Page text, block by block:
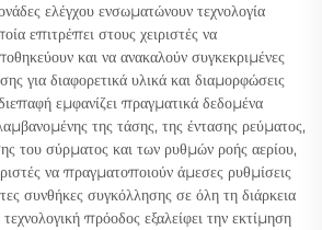
ελέγχου ενσωματώνουν τεχνολογία
επιτρέπει στους χειριστές να
και να ανακαλούν συγκεκριμένες
για διαφορετικά υλικά και διαμορφώσεις
εμφανίζει πραγματικά δεδομένα
της τάσης, της έντασης ρεύματος,
του σύρματος και των ρυθμών ροής αερίου,
να πραγματοποιούν άμεσες ρυθμίσεις
συνθήκες συγκόλλησης σε όλη τη διάρκεια
πρόοδος εξαλείφει την εκτίμηση